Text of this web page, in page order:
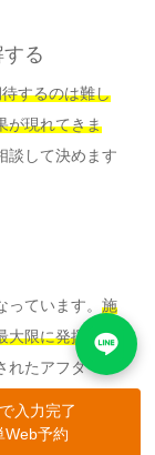
る
するのは難し
が現れてきま
談して決めます
ています。 施
大限に発揮する
たアフターケ
入力完了
Web予約